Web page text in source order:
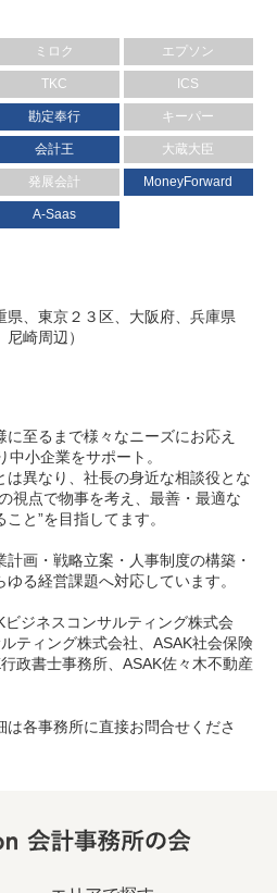
ミロク エプソン
TKC ICS
勘定奉行 キーパー
会計王 大蔵大臣
発展会計 MoneyForward
A-Saas
県、東京２３区、大阪府、兵庫県
尼崎周辺）
至るまで様々なニーズにお応え
中小企業をサポート。
は異なり、社長の身近な相談役とな
視点で物事を考え、最善・最適な
と”を目指してます。
画・戦略立案・人事制度の構築・
る経営課題へ対応しています。
ジネスコンサルティング株式会
ティング株式会社、ASAK社会保険
政書士事務所、ASAK佐々木不動産
各事務所に直接お問合せくださ